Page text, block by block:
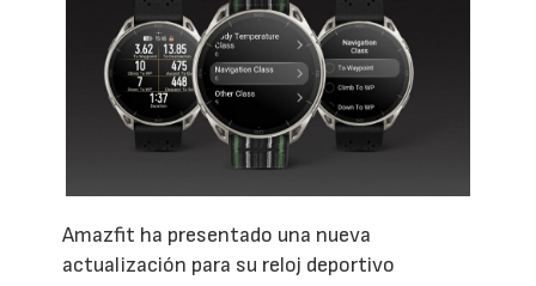
Amazfit ha presentado una nueva
actualización para su reloj deportivo